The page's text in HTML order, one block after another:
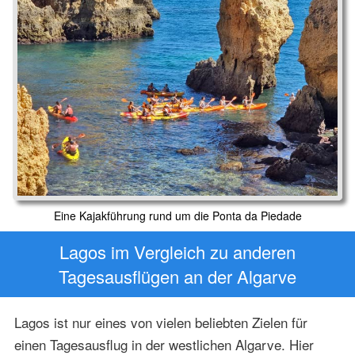
Eine Kajakführung rund um die Ponta da Piedade
Lagos im Vergleich zu anderen
Tagesausflügen an der Algarve
Lagos ist nur eines von vielen beliebten Zielen für
einen Tagesausflug in der westlichen Algarve. Hier